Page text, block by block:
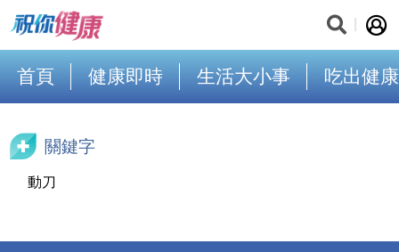
首頁 健康即時 生活大小事 吃出健康
關鍵字
動刀